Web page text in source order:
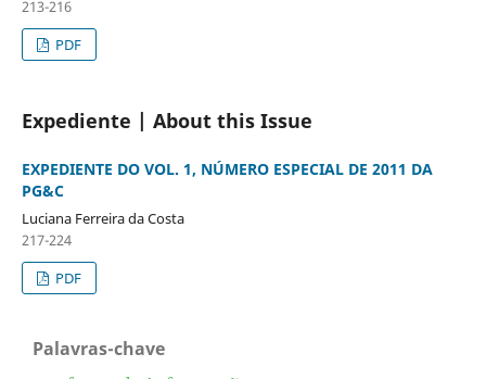
213-216
PDF
Expediente | About this Issue
EXPEDIENTE DO VOL. 1, NÚMERO ESPECIAL DE 2011 DA
PG&C
Luciana Ferreira da Costa
217-224
PDF
Palavras-chave